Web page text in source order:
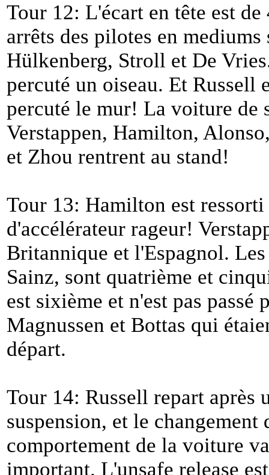
Tour 12: L'écart en tête est
arrêts des pilotes en
Hülkenberg, Stroll et De
percuté un oiseau. Et Russell
percuté le mur! La voiture de
Verstappen, Hamilton,
et Zhou rentrent au stand!
Tour 13: Hamilton est
d'accélérateur rageur!
Britannique et l'Espagnol.
Sainz, sont quatrième et
est sixième et n'est pas passé
Magnussen et Bottas qui
départ.
Tour 14: Russell repart après
suspension, et le
comportement de la voiture
important. L'unsafe release